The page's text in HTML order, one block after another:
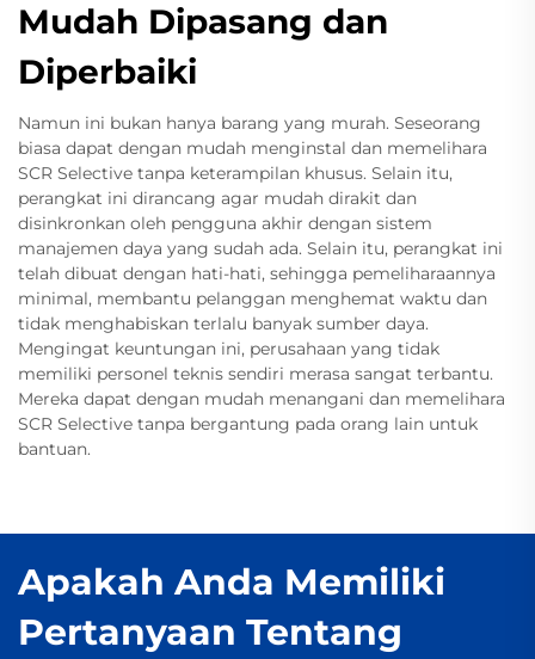
Mudah Dipasang dan
Diperbaiki
Namun ini bukan hanya barang yang murah. Seseorang
biasa dapat dengan mudah menginstal dan memelihara
SCR Selective tanpa keterampilan khusus. Selain itu,
perangkat ini dirancang agar mudah dirakit dan
disinkronkan oleh pengguna akhir dengan sistem
manajemen daya yang sudah ada. Selain itu, perangkat ini
telah dibuat dengan hati-hati, sehingga pemeliharaannya
minimal, membantu pelanggan menghemat waktu dan
tidak menghabiskan terlalu banyak sumber daya.
Mengingat keuntungan ini, perusahaan yang tidak
memiliki personel teknis sendiri merasa sangat terbantu.
Mereka dapat dengan mudah menangani dan memelihara
SCR Selective tanpa bergantung pada orang lain untuk
bantuan.
Apakah Anda Memiliki
Pertanyaan Tentang